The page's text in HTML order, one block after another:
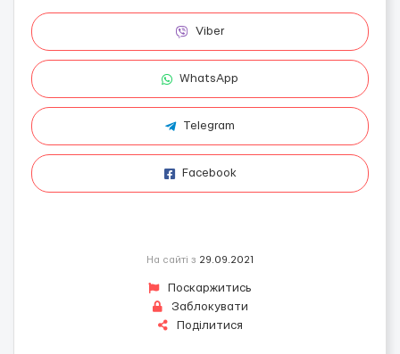
Viber
WhatsApp
Telegram
Facebook
На сайті з 29.09.2021
Поскаржитись
Заблокувати
Поділитися